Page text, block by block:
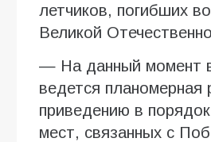
летчиков, погибших
Великой
— На данный момент
ведется планомерная
приведению в
мест, связанных с